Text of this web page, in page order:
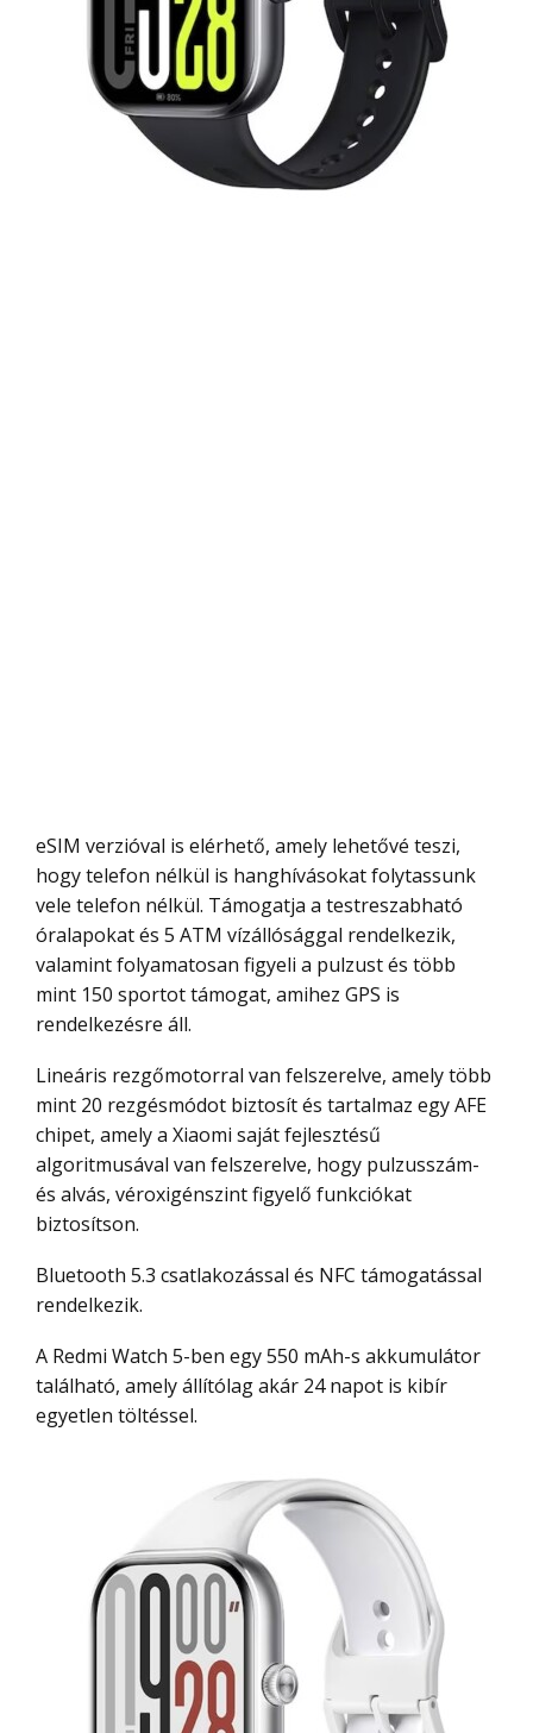
eSIM verzióval is elérhető, amely lehetővé teszi,
hogy telefon nélkül is hanghívásokat folytassunk
vele telefon nélkül. Támogatja a testreszabható
óralapokat és 5 ATM vízállósággal rendelkezik,
valamint folyamatosan figyeli a pulzust és több
mint 150 sportot támogat, amihez GPS is
rendelkezésre áll.
Lineáris rezgőmotorral van felszerelve, amely több
mint 20 rezgésmódot biztosít és tartalmaz egy AFE
chipet, amely a Xiaomi saját fejlesztésű
algoritmusával van felszerelve, hogy pulzusszám-
és alvás, véroxigénszint figyelő funkciókat
biztosítson.
Bluetooth 5.3 csatlakozással és NFC támogatással
rendelkezik.
A Redmi Watch 5-ben egy 550 mAh-s akkumulátor
található, amely állítólag akár 24 napot is kibír
egyetlen töltéssel.